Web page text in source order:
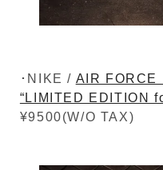
･NIKE / AIR FORCE
“LIMITED EDITION
¥9500(W/O TAX)